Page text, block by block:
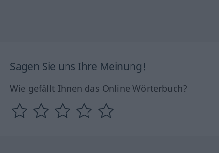
Sagen Sie uns Ihre Meinung!
Wie gefällt Ihnen das Online Wörterbuch?